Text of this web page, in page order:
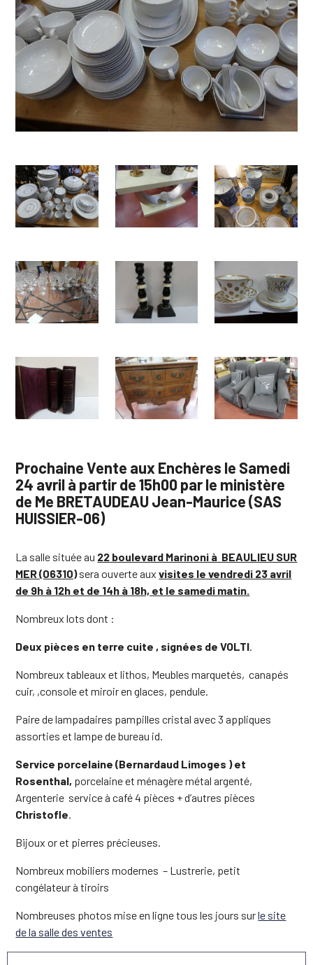
Prochaine Vente aux Enchères le Samedi
24 avril à partir de 15h00 par le ministère
de Me BRETAUDEAU Jean-Maurice (SAS
HUISSIER-06)
La salle située au 22 boulevard Marinoni à BEAULIEU SUR
MER (06310)sera ouverte auxvisites le vendredi 23 avril
de 9h à 12h et de 14h à 18h, et le samedi matin.
Nombreux lots dont :
Deux pièces en terre cuite , signées de VOLTI.
Nombreux tableaux et lithos, Meubles marquetés, canapés
cuir, ,console et miroir en glaces, pendule.
Paire de lampadaires pampilles cristal avec 3 appliques
assorties et lampe de bureau id.
Service porcelaine (Bernardaud Limoges ) et
Rosenthal, porcelaine et ménagère métal argenté,
Argenterie service à café 4 pièces + d’autres pièces
Christofle.
Bijoux or et pierres précieuses.
Nombreux mobiliers modernes – Lustrerie, petit
congélateur à tiroirs
Nombreuses photos mise en ligne tous les jours surle site
de la salle des ventes